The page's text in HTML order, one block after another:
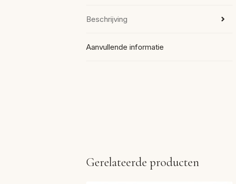
Beschrijving
Aanvullende informatie
Gerelateerde producten